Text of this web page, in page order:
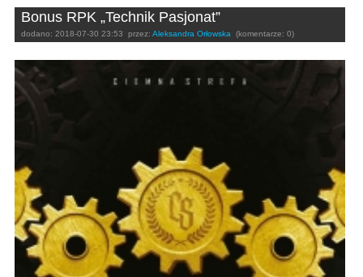
Bonus RPK „Technik Pasjonat”
dodano: 2018-07-30 23:53 przez: Aleksandra Orłowska (komentarze: 0)